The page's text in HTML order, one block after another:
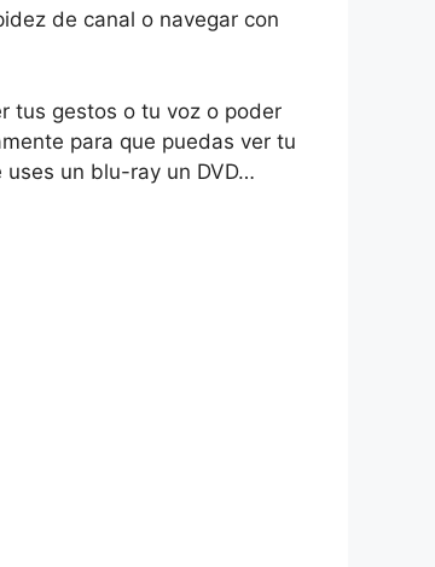
de canal o navegar con
tus gestos o tu voz o poder
para que puedas ver tu
un blu-ray un DVD…